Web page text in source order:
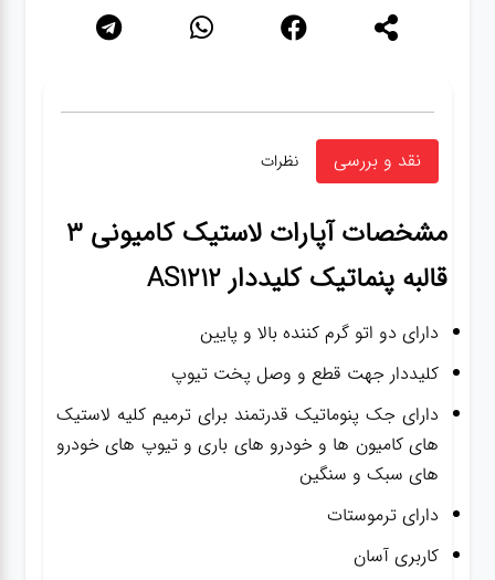
نقد و بررسی نظرات
مشخصات
آپارات لاستیک کامیونی 3
قالبه پنماتیک کلیددار AS1212
دارای دو اتو گرم کننده بالا و پایین
کلیددار جهت قطع و وصل پخت تیوپ
دارای جک پنوماتیک قدرتمند برای ترمیم کلیه لاستیک
های کامیون ها و خودرو های باری و تیوپ های خودرو
های سبک و سنگین
دارای ترموستات
کاربری آسان